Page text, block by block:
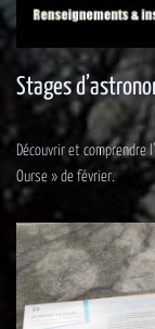
Stages
Découvrir et comprendre
Ourse » de février.